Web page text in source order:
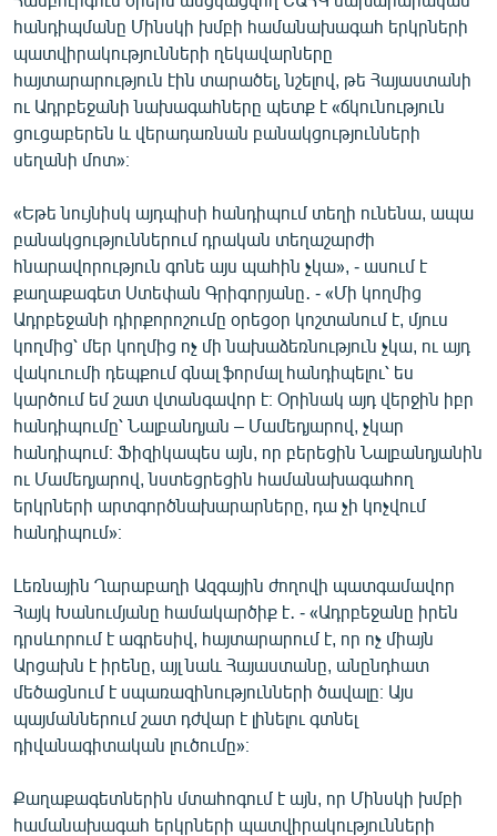
Հայերեն
English
Русский
«Ազատության» բոլոր կայքերը
հանդիպմանը Մինսկի խմբի համանախագահ երկրների
պատվիրակությունների ղեկավարները
հայտարարություն էին տարածել, նշելով, թե Հայաստանի
ու Ադրբեջանի նախագահները պետք է «ճկունություն
ցուցաբերեն և վերադառնան բանակցությունների
սեղանի մոտ»։
«Եթե նույնիսկ այդպիսի հանդիպում տեղի ունենա, ապա
բանակցություններում դրական տեղաշարժի
հնարավորություն գոնե այս պահին չկա», - ասում է
քաղաքագետ Ստեփան Գրիգորյանը․ - «Մի կողմից
Ադրբեջանի դիրքորոշումը օրեցօր կոշտանում է, մյուս
կողմից՝ մեր կողմից ոչ մի նախաձեռնություն չկա, ու այդ
վակուումի դեպքում գնալ ֆորմալ հանդիպելու՝ ես
կարծում եմ շատ վտանգավոր է։ Օրինակ այդ վերջին իբր
հանդիպումը՝ Նալբանդյան – Մամեդյարով, չկար
հանդիպում։ Ֆիզիկապես այն, որ բերեցին Նալբանդյանին
ու Մամեդյարով, նստեցրեցին համանախագահող
երկրների արտգործնախարարները, դա չի կոչվում
հանդիպում»։
Լեռնային Ղարաբաղի Ազգային ժողովի պատգամավոր
Հայկ Խանումյանը համակարծիք է․ - «Ադրբեջանը իրեն
դրսևորում է ագրեսիվ, հայտարարում է, որ ոչ միայն
Արցախն է իրենը, այլ նաև Հայաստանը, անընդհատ
մեծացնում է սպառազինությունների ծավալը։ Այս
պայմաններում շատ դժվար է լինելու գտնել
դիվանագիտական լուծումը»։
Քաղաքագետներին մտահոգում է այն, որ Մինսկի խմբի
համանախագահ երկրների պատվիրակությունների